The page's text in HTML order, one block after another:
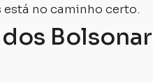
está no caminho certo.